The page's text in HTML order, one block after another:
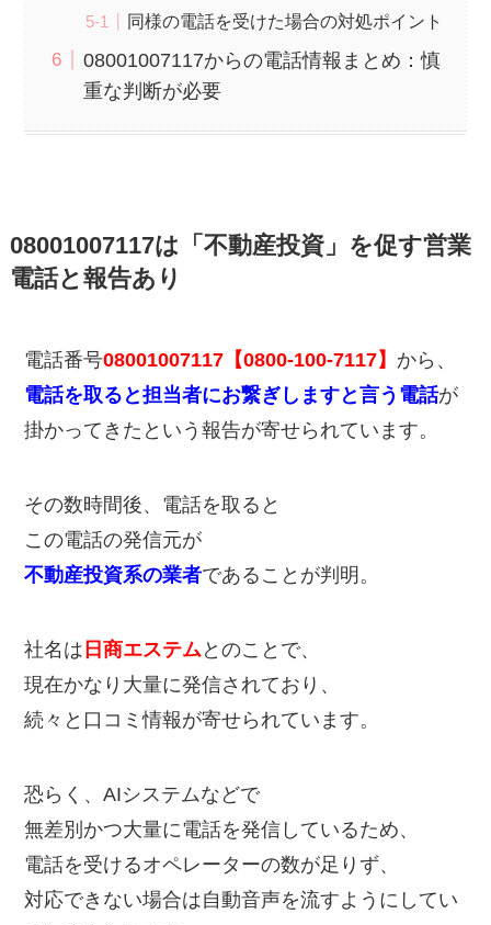
同様の電話を受けた場合の対処ポイント
08001007117からの電話情報まとめ：慎
重な判断が必要
08001007117は「不動産投資」を促す営業
電話と報告あり
電話番号08001007117【0800-100-7117】 から、
電話を取ると担当者にお繋ぎしますと言う電話が
掛かってきたという報告が寄せられています。
その数時間後、電話を取ると
この電話の発信元が
不動産投資系の業者であることが判明。
社名は 日商エステム とのことで、
現在かなり大量に発信されており、
続々と口コミ情報が寄せられています。
恐らく、AIシステムなどで
無差別かつ大量に電話を発信しているため、
電話を受けるオペレーターの数が足りず、
対応できない場合は自動音声を流すようにしてい